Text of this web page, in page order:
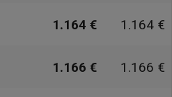
1.164 € 1.164 €
1.166 € 1.166 €